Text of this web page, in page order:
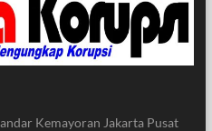
Kemayoran Jakarta Pusat